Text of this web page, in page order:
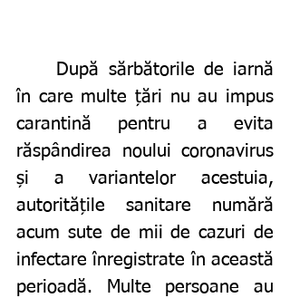
în care multe țări nu au impus
carantină pentru a evita
răspândirea noului coronavirus
și a variantelor acestuia,
autoritățile sanitare numără
acum sute de mii de cazuri de
infectare înregistrate în această
perioadă. Multe persoane au